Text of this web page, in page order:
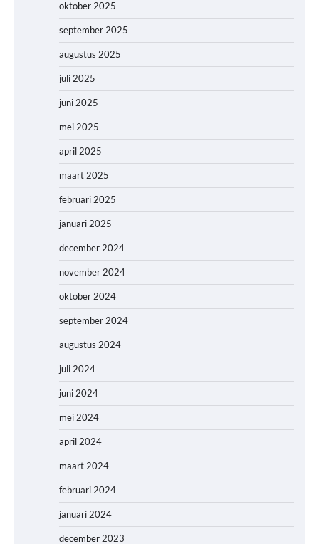
oktober 2025
september 2025
augustus 2025
juli 2025
juni 2025
mei 2025
april 2025
maart 2025
februari 2025
januari 2025
december 2024
november 2024
oktober 2024
september 2024
augustus 2024
juli 2024
juni 2024
mei 2024
april 2024
maart 2024
februari 2024
januari 2024
december 2023